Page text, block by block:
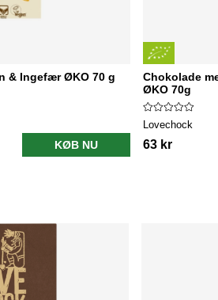
& Ingefær ØKO 70 g
KØB NU
Chokolade
ØKO 70g
Lovechock
63 kr